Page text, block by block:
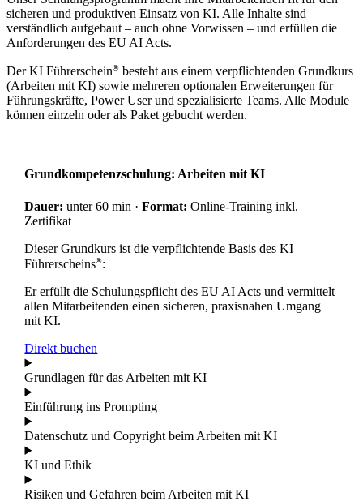
sicheren und produktiven Einsatz von KI. Alle Inhalte sind
verständlich aufgebaut – auch ohne Vorwissen – und erfüllen die
Anforderungen des EU AI Acts.
Der KI Führerschein® besteht aus einem verpflichtenden Grundkurs
(Arbeiten mit KI) sowie mehreren optionalen Erweiterungen für
Führungskräfte, Power User und spezialisierte Teams. Alle Module
können einzeln oder als Paket gebucht werden.
Grundkompetenzschulung: Arbeiten mit KI
Dauer: unter 60 min ·Format: Online-Training inkl.
Zertifikat
Dieser Grundkurs ist die verpflichtende Basis des KI
Führerscheins®:
Er erfüllt die Schulungspflicht des EU AI Acts und vermittelt
allen Mitarbeitenden einen sicheren, praxisnahen Umgang
mit KI.
Direkt buchen
Grundlagen für das Arbeiten mit KI
Einführung ins Prompting
Datenschutz und Copyright beim Arbeiten mit KI
KI und Ethik
Risiken und Gefahren beim Arbeiten mit KI